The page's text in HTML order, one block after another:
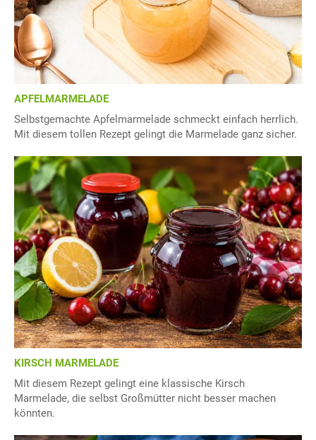
APFELMARMELADE
Selbstgemachte Apfelmarmelade schmeckt einfach herrlich.
Mit diesem tollen Rezept gelingt die Marmelade ganz sicher.
KIRSCH MARMELADE
Mit diesem Rezept gelingt eine klassische Kirsch
Marmelade, die selbst Großmütter nicht besser machen
könnten.